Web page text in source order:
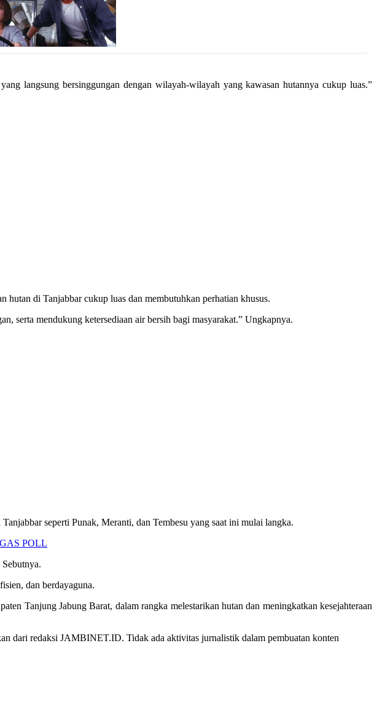
langsung bersinggungan dengan wilayah-wilayah yang kawasan hutannya cukup luas.”
di Tanjabbar cukup luas dan membutuhkan perhatian khusus.
serta mendukung ketersediaan air bersih bagi masyarakat.” Ungkapnya.
seperti Punak, Meranti, dan Tembesu yang saat ini mulai langka.
GAS POLL
dan berdayaguna.
Tanjung Jabung Barat, dalam rangka melestarikan hutan dan meningkatkan kesejahteraan
dari redaksi JAMBINET.ID. Tidak ada aktivitas jurnalistik dalam pembuatan konten